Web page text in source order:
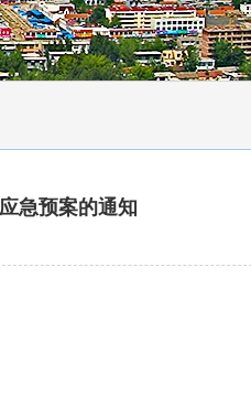
急预案的通知